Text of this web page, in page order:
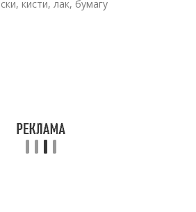
кисти, лак, бумагу